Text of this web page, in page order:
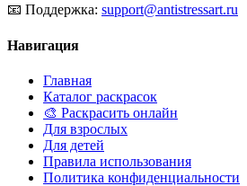
📧 Поддержка: support@antistressart.ru
Навигация
Главная
Каталог раскрасок
🎨 Раскрасить онлайн
Для взрослых
Для детей
Правила использования
Политика конфиденциальности